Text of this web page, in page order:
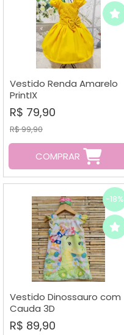
Vestido Renda Amarelo
PrintIX
R$ 79,90
R$ 99,90
COMPRAR
-18%
Vestido Dinossauro com
Cauda 3D
R$ 89,90